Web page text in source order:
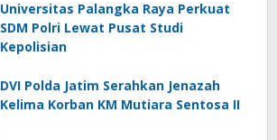
Universitas Palangka Raya Perkuat
SDM Polri Lewat Pusat Studi
Kepolisian
DVI Polda Jatim Serahkan Jenazah
Kelima Korban KM Mutiara Sentosa II